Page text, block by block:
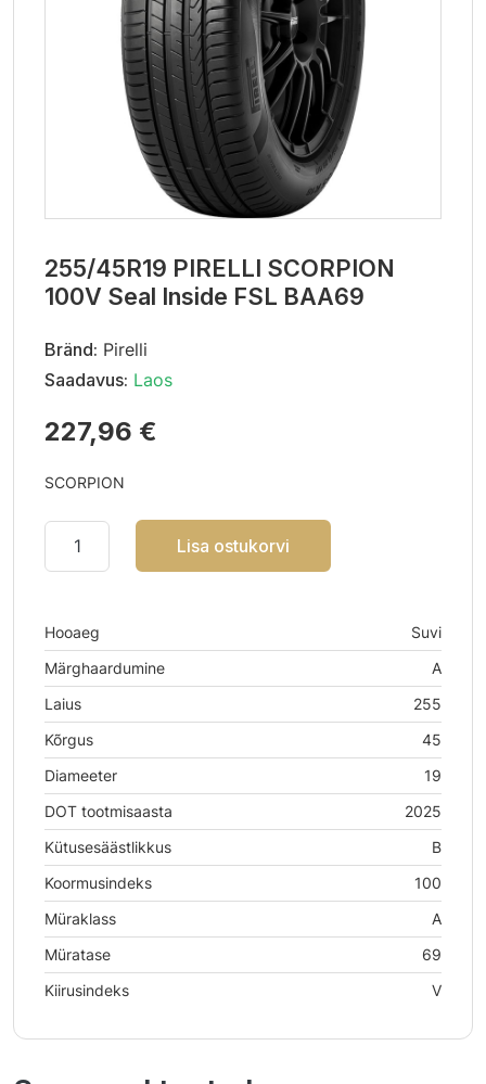
255/45R19 PIRELLI SCORPION
100V Seal Inside FSL BAA69
Bränd: Pirelli
Saadavus: Laos
227,96 €
SCORPION
Lisa ostukorvi
Hooaeg
Suvi
Märghaardumine
A
Laius
255
Kõrgus
45
Diameeter
19
DOT tootmisaasta
2025
Kütusesäästlikkus
B
Koormusindeks
100
Müraklass
A
Müratase
69
Kiirusindeks
V